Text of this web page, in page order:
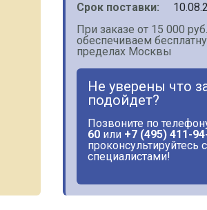
Срок поставки:
При заказе от 15 000
обеспечиваем
пределах Москвы
Не уверены что
подойдет?
Позвоните по
60 или +7 (495) 411-
проконсультируйтесь
специалистами!